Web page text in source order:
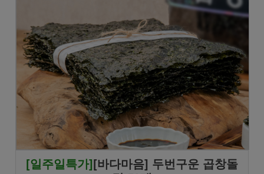
[일주일특가][바다마음] 두번구운 곱창돌